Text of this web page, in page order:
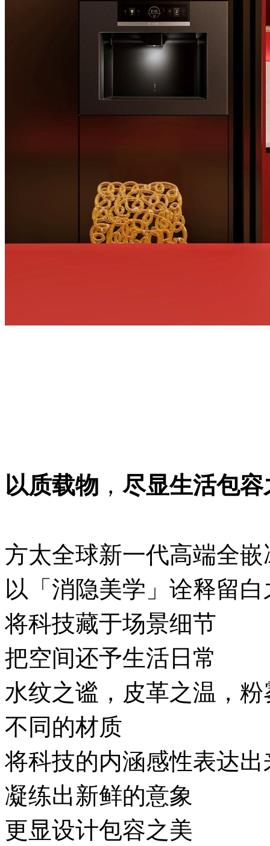
以质载物 ， 尽显生活包
方太全球新一代高端全
以「消隐美学」诠释留
将科技藏于场景细节
把空间还予生活日常
水纹之谧，皮革之温，
不同的材质
将科技的内涵感性表达
凝练出新鲜的意象
更显设计包容之美